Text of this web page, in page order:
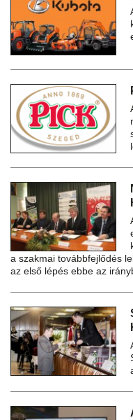
a szakmai továbbfejlődés
az első lépés ebbe az